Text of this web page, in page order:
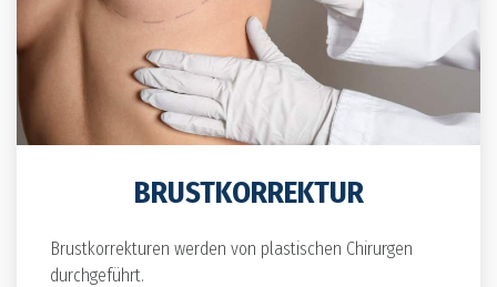
BRUSTKORREKTUR
Brustkorrekturen werden von plastischen Chirurgen
durchgeführt.